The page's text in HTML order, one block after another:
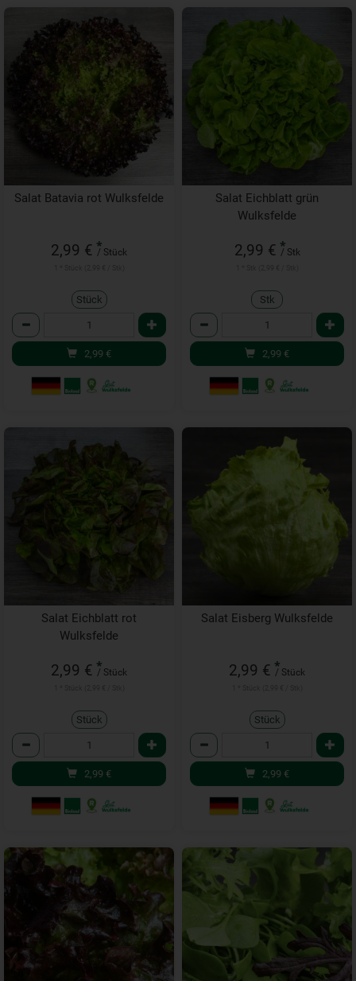
Salat Batavia rot Wulksfelde
2,99 € *
/ Stück
Stück
Anzahl
2,99 €
Salat Eichblatt grün
Wulksfelde
2,99 € *
/ Stk
Stk
Anzahl
2,99 €
Salat Eichblatt rot
Wulksfelde
2,99 € *
/ Stück
Stück
Anzahl
2,99 €
Salat Eisberg Wulksfelde
2,99 € *
/ Stück
Stück
Anzahl
2,99 €